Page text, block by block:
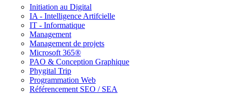
Initiation au Digital
IA - Intelligence Artifcielle
IT - Informatique
Management
Management de projets
Microsoft 365®
PAO & Conception Graphique
Phygital Trip
Programmation Web
Référencement SEO / SEA